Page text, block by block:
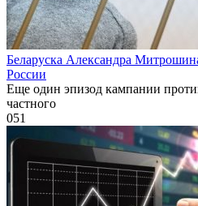
Беларуска Александра
России
Еще один эпизод кампании
частного
051